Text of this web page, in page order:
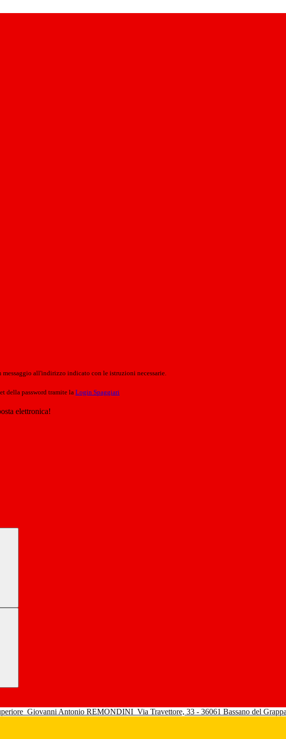
messaggio all'indirizzo indicato con le istruzioni necessarie.
della password tramite la Login Spaggiari
elettronica!
Giovanni Antonio REMONDINI Via Travettore, 33 - 36061 Bassano del